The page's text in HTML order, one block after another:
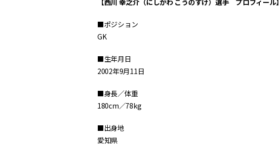
【西川 幸之介（にしかわ こうのすけ）選手 プロフィール】
■ポジション
GK
■生年月日
2002年9月11日
■身長／体重
180cm／78kg
■出身地
愛知県